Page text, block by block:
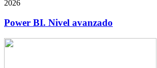
2026
Power BI. Nivel avanzado